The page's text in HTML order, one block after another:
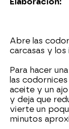
Abre las
carcasas y
Para hacer
las
aceite y un
y deja que
vierte un
minutos